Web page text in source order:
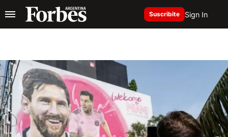
Suscribite Sign In